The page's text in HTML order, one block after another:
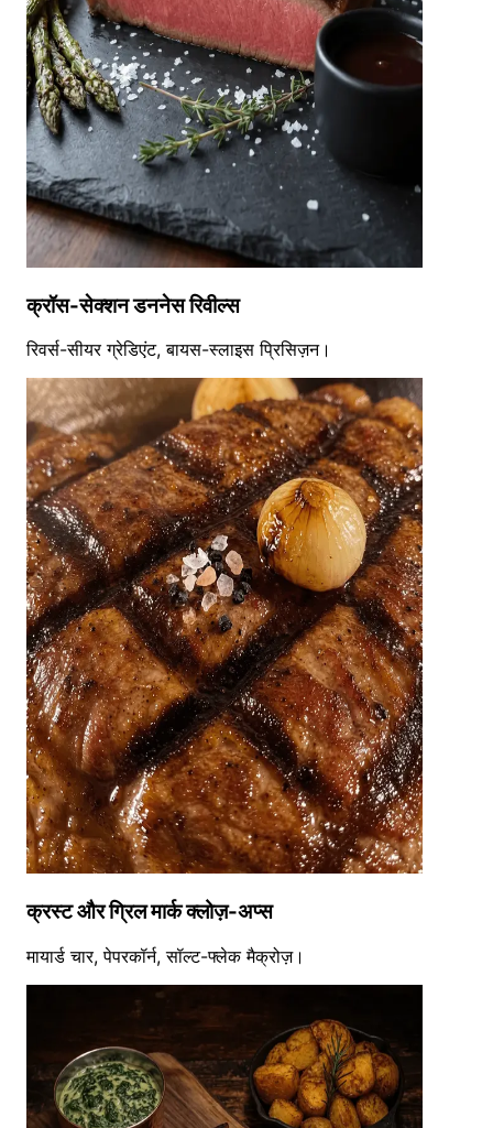
क्रॉस-सेक्शन डननेस रिवील्स
रिवर्स-सीयर ग्रेडिएंट, बायस-स्लाइस प्रिसिज़न।
क्रस्ट और ग्रिल मार्क क्लोज़-अप्स
मायार्ड चार, पेपरकॉर्न, सॉल्ट-फ्लेक मैक्रोज़।